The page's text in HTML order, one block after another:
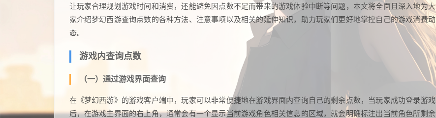
让玩家合理规划游戏时间和消费，还能避免因点数不足而带来的游戏体验中断等问题，本文将全面且深入地为大
家介绍梦幻西游查询点数的各种方法、注意事项以及相关的延伸知识，助力玩家们更好地掌控自己的游戏消费动
态。
游戏内查询点数
（一）通过游戏界面查询
在《梦幻西游》的游戏客户端中，玩家可以非常便捷地在游戏界面内查询自己的剩余点数，当玩家成功登录游戏
后，在游戏主界面的右上角，通常会有一个显示当前游戏角色相关信息的区域，就会明确标注出当前角色所剩余